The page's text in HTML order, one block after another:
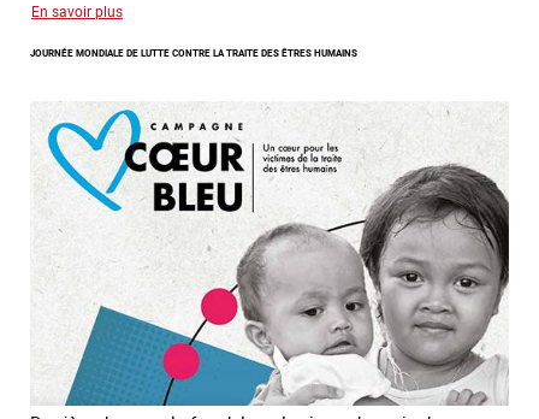
En savoir plus
des
en
Asie
du
sud
est
JOURNÉE MONDIALE DE LUTTE CONTRE LA TRAITE DES ÊTRES HUMAINS